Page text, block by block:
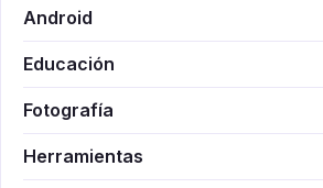
Android
Educación
Fotografía
Herramientas